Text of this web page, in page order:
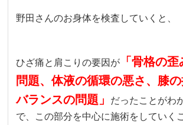
野田さんのお身体を検査していくと、
ひざ痛と肩こりの要因が
「骨格の
問題、体液の循環の悪さ、膝
バランスの問題」
だったことがわ
で、この部分を中心に施術をしていく